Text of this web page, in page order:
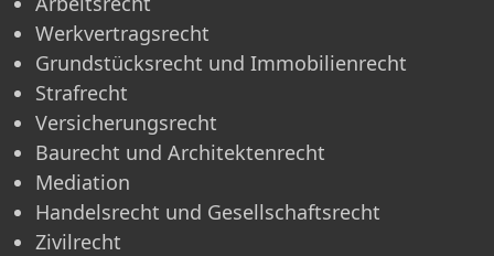
Werkvertragsrecht
Grundstücksrecht und Immobilienrecht
Strafrecht
Versicherungsrecht
Baurecht und Architektenrecht
Mediation
Handelsrecht und Gesellschaftsrecht
Zivilrecht